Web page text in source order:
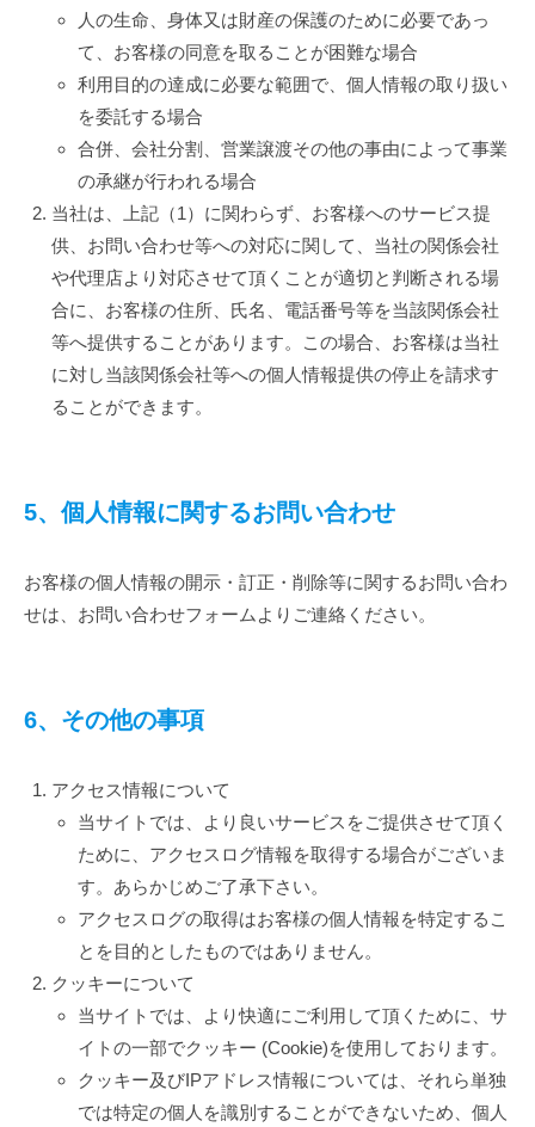
人の生命、身体又は財産の保護のために必要であっ
て、お客様の同意を取ることが困難な場合
利用目的の達成に必要な範囲で、個人情報の取り扱い
を委託する場合
合併、会社分割、営業譲渡その他の事由によって事業
の承継が行われる場合
当社は、上記（1）に関わらず、お客様へのサービス提
供、お問い合わせ等への対応に関して、当社の関係会社
や代理店より対応させて頂くことが適切と判断される場
合に、お客様の住所、氏名、電話番号等を当該関係会社
等へ提供することがあります。この場合、お客様は当社
に対し当該関係会社等への個人情報提供の停止を請求す
ることができます。
5、個人情報に関するお問い合わせ
お客様の個人情報の開示・訂正・削除等に関するお問い合わ
せは、お問い合わせフォームよりご連絡ください。
6、その他の事項
アクセス情報について
当サイトでは、より良いサービスをご提供させて頂く
ために、アクセスログ情報を取得する場合がございま
す。あらかじめご了承下さい。
アクセスログの取得はお客様の個人情報を特定するこ
とを目的としたものではありません。
クッキーについて
当サイトでは、より快適にご利用して頂くために、サ
イトの一部でクッキー (Cookie)を使用しております。
クッキー及びIPアドレス情報については、それら単独
では特定の個人を識別することができないため、個人